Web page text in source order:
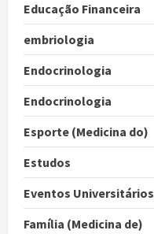
Educação Financeira
embriologia
Endocrinologia
Endocrinologia
Esporte (Medicina do)
Estudos
Eventos Universitários
Família (Medicina de)